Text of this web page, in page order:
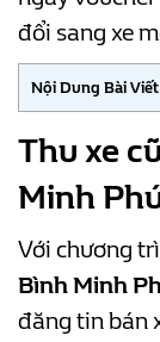
đổi sang xe
Nội Dung Bài Viết
Thu xe
Minh
Với chương
Bình Minh
đăng tin bán